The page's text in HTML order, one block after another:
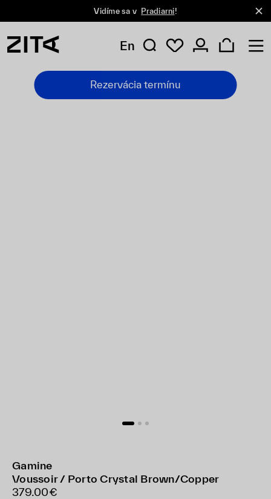
Vidíme sa v Pradiarni!
En
Rezervácia termínu
Gamine
Voussoir / Porto Crystal Brown/Copper
379.00€